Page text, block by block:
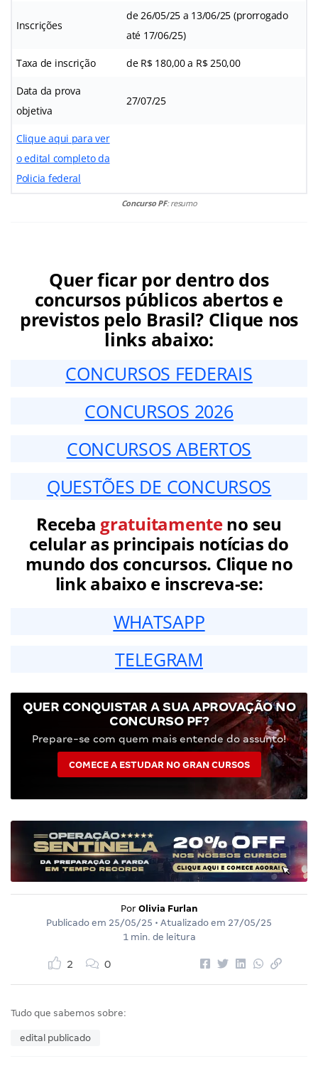
Inscrições
de 26/05/25 a 13/06/25 (prorrogado
até 17/06/25)
Taxa de inscrição de R$ 180,00 a R$ 250,00
Data da prova
objetiva
27/07/25
Clique aqui para ver
o edital completo da
Policia federal
Concurso PF: resumo
Quer ficar por dentro dos
concursos públicos abertos e
previstos pelo Brasil? Clique nos
links abaixo:
CONCURSOS FEDERAIS
CONCURSOS 2026
CONCURSOS ABERTOS
QUESTÕES DE CONCURSOS
Receba gratuitamenteno seu
celular as principais notícias do
mundo dos concursos. Clique no
link abaixo e inscreva-se:
WHATSAPP
TELEGRAM
QUER CONQUISTAR A SUA APROVAÇÃO NO
CONCURSO PF?
Prepare-se com quem mais entende do assunto!
COMECE A ESTUDAR NO GRAN CURSOS
Por Olivia Furlan
Publicado em 25/05/25 • Atualizado em 27/05/25
1 min. de leitura
2 0
Tudo que sabemos sobre:
edital publicado